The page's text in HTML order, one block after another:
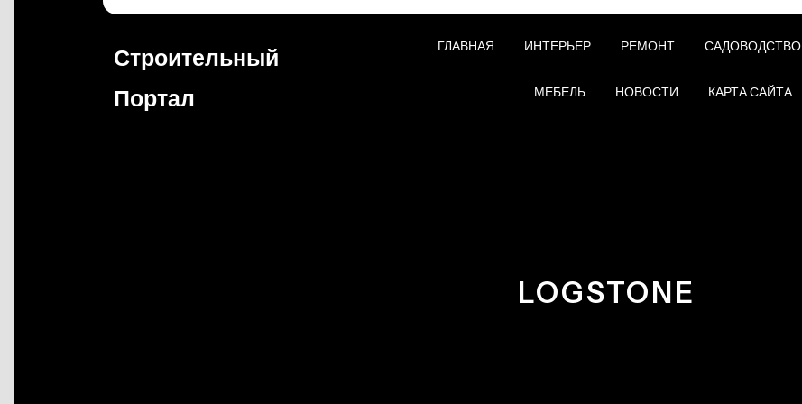
Строительный
Портал
ГЛАВНАЯ ИНТЕРЬЕР РЕМОНТ САДОВОДСТВО
МЕБЕЛЬ НОВОСТИ КАРТА САЙТА
LOGSTONE